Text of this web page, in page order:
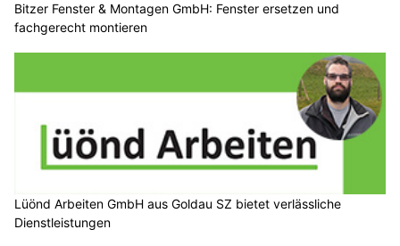
Bitzer Fenster & Montagen GmbH: Fenster ersetzen und
fachgerecht montieren
Lüönd Arbeiten GmbH aus Goldau SZ bietet verlässliche
Dienstleistungen